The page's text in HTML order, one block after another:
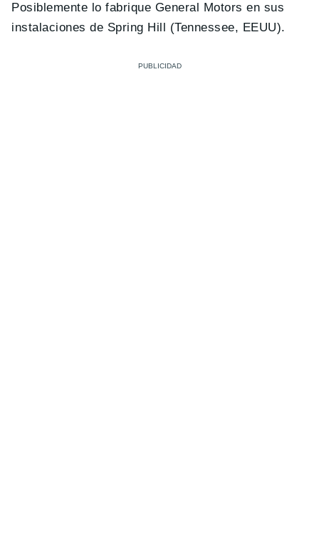
Posiblemente lo fabrique General Motors en sus
instalaciones de Spring Hill (Tennessee, EEUU).